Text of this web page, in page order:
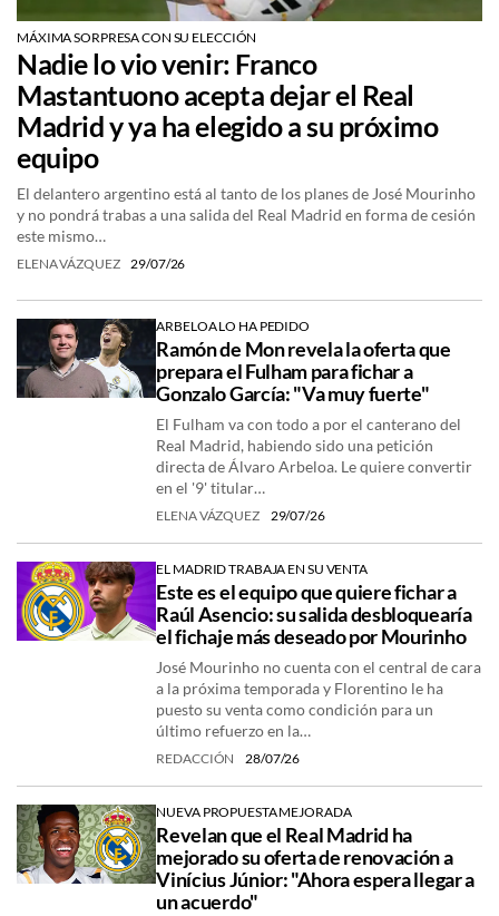
MÁXIMA SORPRESA CON SU ELECCIÓN
Nadie lo vio venir: Franco
Mastantuono acepta dejar el Real
Madrid y ya ha elegido a su próximo
equipo
El delantero argentino está al tanto de los planes de José Mourinho
y no pondrá trabas a una salida del Real Madrid en forma de cesión
este mismo…
ELENA VÁZQUEZ 29/07/26
ARBELOA LO HA PEDIDO
Ramón de Mon revela la oferta que
prepara el Fulham para fichar a
Gonzalo García: "Va muy fuerte"
El Fulham va con todo a por el canterano del
Real Madrid, habiendo sido una petición
directa de Álvaro Arbeloa. Le quiere convertir
en el '9' titular…
ELENA VÁZQUEZ 29/07/26
EL MADRID TRABAJA EN SU VENTA
Este es el equipo que quiere fichar a
Raúl Asencio: su salida desbloquearía
el fichaje más deseado por Mourinho
José Mourinho no cuenta con el central de cara
a la próxima temporada y Florentino le ha
puesto su venta como condición para un
último refuerzo en la…
REDACCIÓN 28/07/26
NUEVA PROPUESTA MEJORADA
Revelan que el Real Madrid ha
mejorado su oferta de renovación a
Vinícius Júnior: "Ahora espera llegar a
un acuerdo"